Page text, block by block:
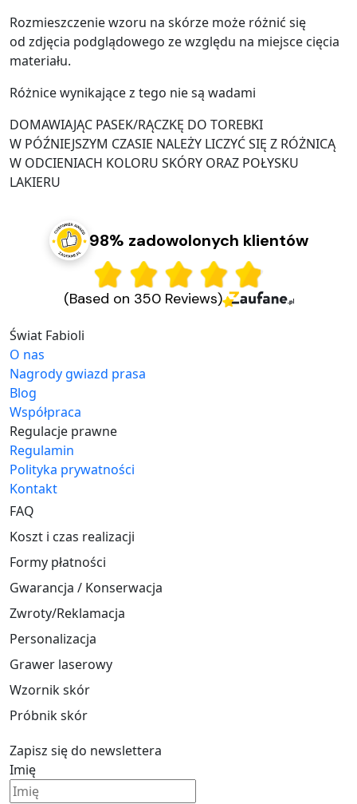
Rozmieszczenie wzoru na skórze może różnić się
od zdjęcia podglądowego ze względu na miejsce cięcia
materiału.
Różnice wynikające z tego nie są wadami
DOMAWIAJĄC PASEK/RĄCZKĘ DO TOREBKI
W PÓŹNIEJSZYM CZASIE NALEŻY LICZYĆ SIĘ Z RÓŻNICĄ
W ODCIENIACH KOLORU SKÓRY ORAZ POŁYSKU
LAKIERU
98% zadowolonych klientów
(Based on 350 Reviews)
Świat Fabioli
O nas
Nagrody gwiazd prasa
Blog
Współpraca
Regulacje prawne
Regulamin
Polityka prywatności
Kontakt
FAQ
Koszt i czas realizacji
Formy płatności
Gwarancja / Konserwacja
Zwroty/Reklamacja
Personalizacja
Grawer laserowy
Wzornik skór
Próbnik skór
Zapisz się do newslettera
Imię